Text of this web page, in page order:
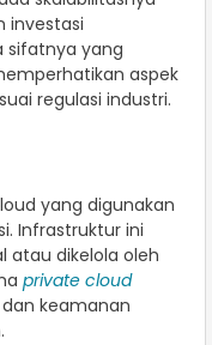
investasi
sifatnya yang
aspek
regulasi industri.
yang digunakan
Infrastruktur ini
atau dikelola oleh
private cloud
keamanan